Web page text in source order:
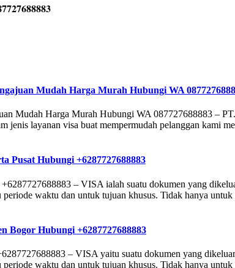
Mudah Harga Murah Hubungi WA
Mudah Harga Murah Hubungi WA 087727688883 –
jenis layanan visa buat mempermudah pelanggan kami
Pusat Hubungi +6287727688883
– VISA ialah suatu dokumen yang
waktu dan untuk tujuan khusus. Tidak hanya
Bogor Hubungi +6287727688883
– VISA yaitu suatu dokumen yang
waktu dan untuk tujuan khusus. Tidak hanya